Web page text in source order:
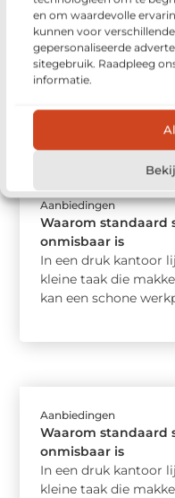
en om waardevolle
kunnen voor
gepersonaliseerde
sitegebruik. Raadpleeg
informatie.
Aanbiedingen
Waarom standaard
onmisbaar is
In een druk kantoor
kleine taak die
kan een schone
Aanbiedingen
Waarom standaard
onmisbaar is
In een druk kantoor
kleine taak die